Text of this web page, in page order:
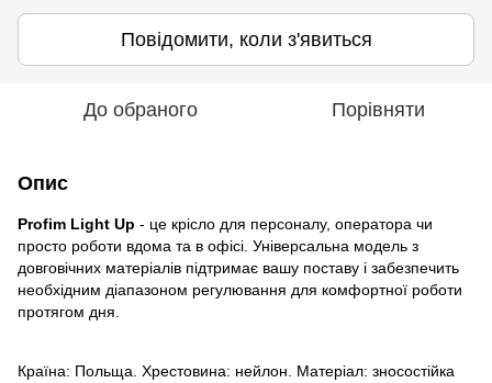
Повідомити, коли з'явиться
До обраного Порівняти
Опис
Profim Light Up - це крісло для персоналу, оператора чи
просто роботи вдома та в офісі. Універсальна модель з
довговічних матеріалів підтримає вашу поставу і забезпечить
необхідним діапазоном регулювання для комфортної роботи
протягом дня.
Країна: Польща. Хрестовина: нейлон. Матеріал: зносостійка